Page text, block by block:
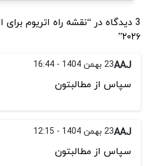
3 دیدگاه در “نقشه راه اتریوم
۲۰۲۶”
AAJ23 بهمن 1404 - 16:44
سپاس از مطالبتون
AAJ23 بهمن 1404 - 12:15
سپاس از مطالبتون